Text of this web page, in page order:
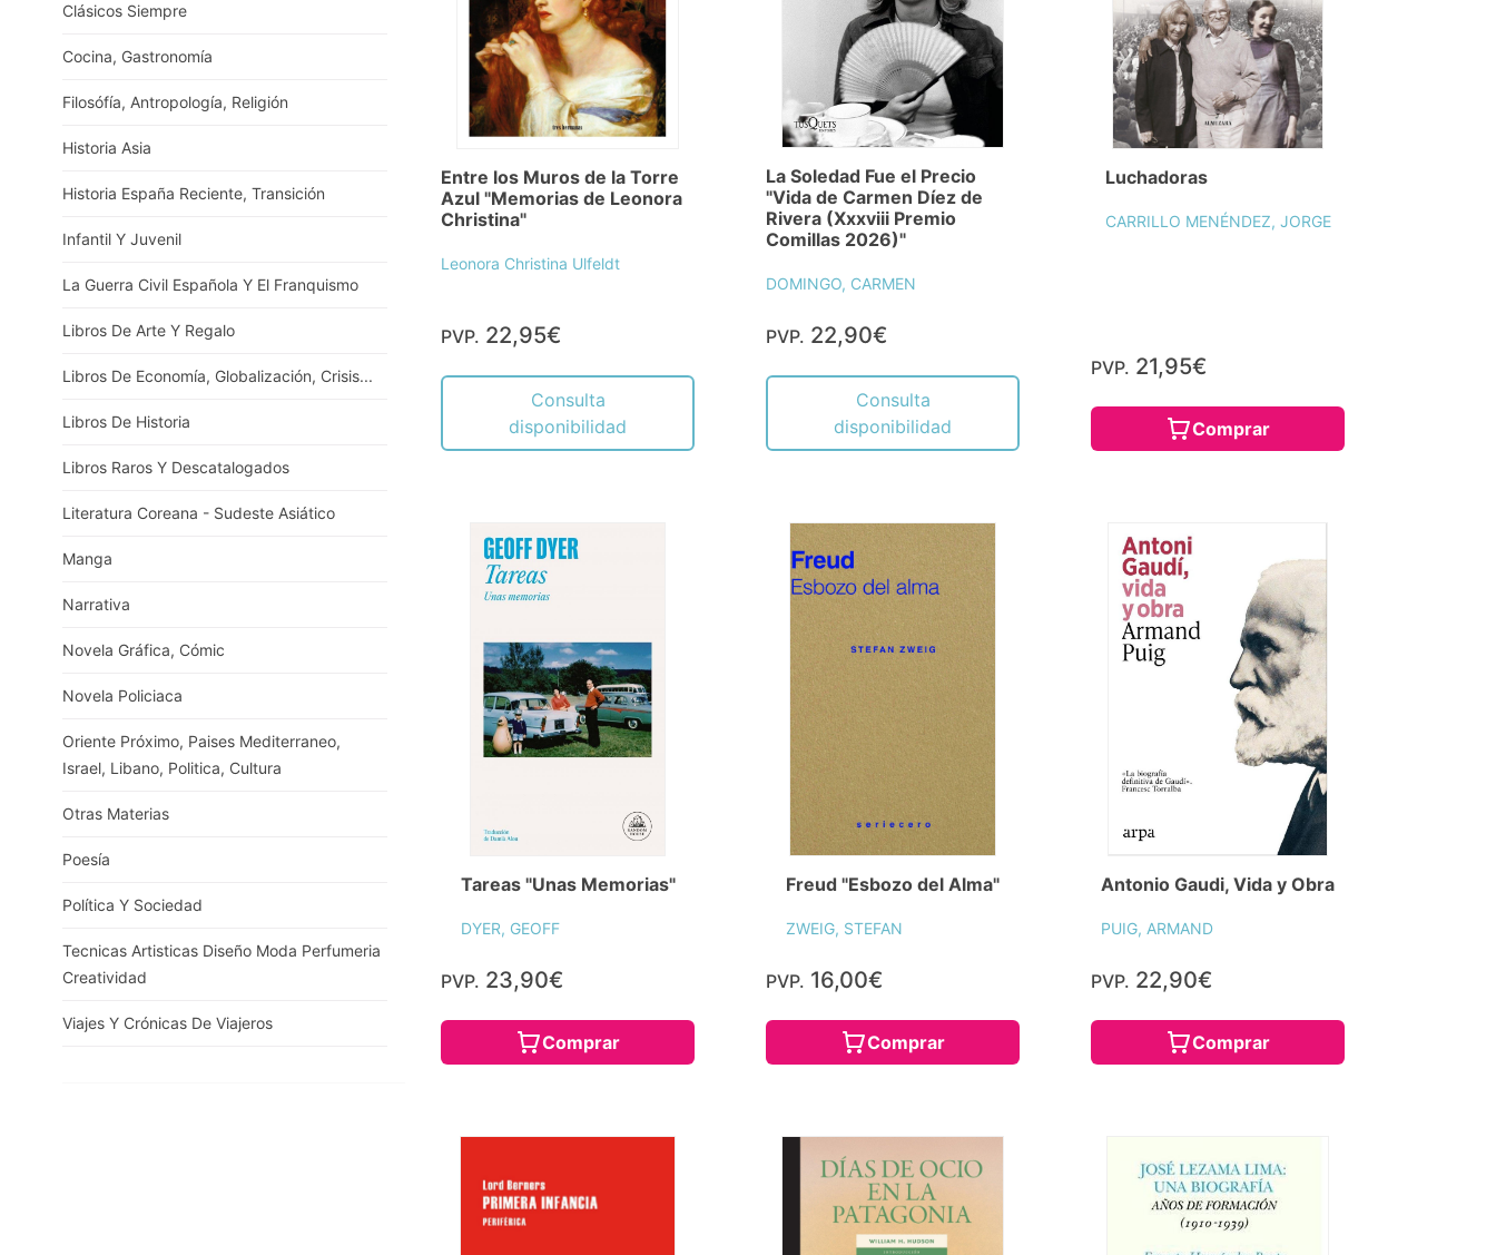
Clásicos Siempre
Cocina, Gastronomía
Filosófía, Antropología, Religión
Historia Asia
Historia España Reciente, Transición
Infantil Y Juvenil
La Guerra Civil Española Y El Franquismo
Libros De Arte Y Regalo
Libros De Economía, Globalización, Crisis...
Libros De Historia
Libros Raros Y Descatalogados
Literatura Coreana - Sudeste Asiático
Manga
Narrativa
Novela Gráfica, Cómic
Novela Policiaca
Oriente Próximo, Paises Mediterraneo,
Israel, Libano, Politica, Cultura
Otras Materias
Poesía
Política Y Sociedad
Tecnicas Artisticas Diseño Moda Perfumeria
Creatividad
Viajes Y Crónicas De Viajeros
Entre los Muros de la Torre
Azul "Memorias de Leonora
Christina"
Leonora Christina Ulfeldt
PVP. 22,95€
Consulta
disponibilidad
La Soledad Fue el Precio
"Vida de Carmen Díez de
Rivera (Xxxviii Premio
Comillas 2026)"
DOMINGO, CARMEN
PVP. 22,90€
Consulta
disponibilidad
Luchadoras
CARRILLO MENÉNDEZ, JORGE
PVP. 21,95€
Comprar
Tareas "Unas Memorias"
DYER, GEOFF
PVP. 23,90€
Comprar
Freud "Esbozo del Alma"
ZWEIG, STEFAN
PVP. 16,00€
Comprar
Antonio Gaudi, Vida y Obra
PUIG, ARMAND
PVP. 22,90€
Comprar